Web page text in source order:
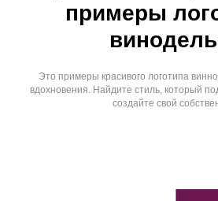
примеры
Это примеры красивого логотипа
вдохновения. Найдите стиль, который
создайте свой